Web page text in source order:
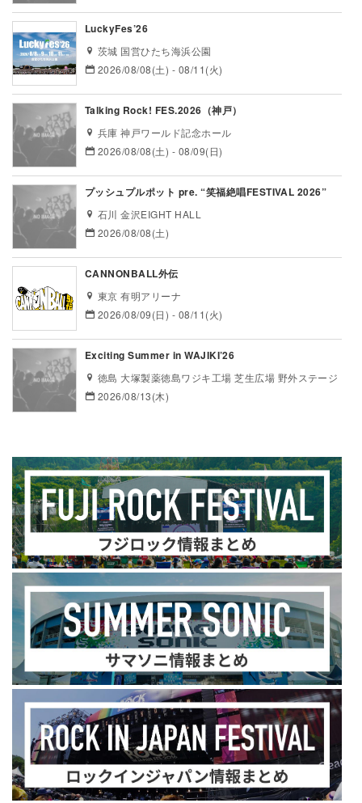
LuckyFes’26
茨城 国営ひたち海浜公園
2026/08/08(土) - 08/11(火)
Talking Rock! FES.2026（神戸）
兵庫 神戸ワールド記念ホール
2026/08/08(土) - 08/09(日)
プッシュプルポット pre. “笑福絶唱FESTIVAL 2026”
石川 金沢EIGHT HALL
2026/08/08(土)
CANNONBALL外伝
東京 有明アリーナ
2026/08/09(日) - 08/11(火)
Exciting Summer in WAJIKI’26
徳島 大塚製薬徳島ワジキ工場 芝生広場 野外ステージ
2026/08/13(木)